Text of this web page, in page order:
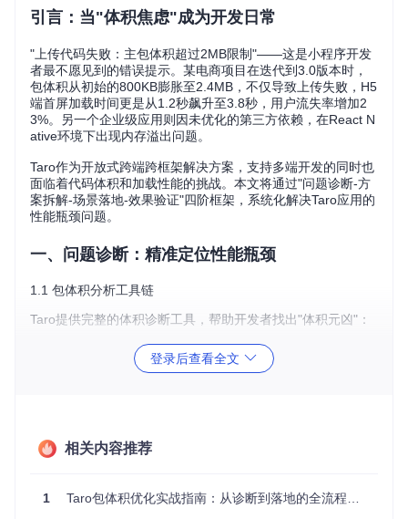
引言：当"体积焦虑"成为开发日常
"上传代码失败：主包体积超过2MB限制"——这是小程序开发
者最不愿见到的错误提示。某电商项目在迭代到3.0版本时，
包体积从初始的800KB膨胀至2.4MB，不仅导致上传失败，H5
端首屏加载时间更是从1.2秒飙升至3.8秒，用户流失率增加2
3%。另一个企业级应用则因未优化的第三方依赖，在React N
ative环境下出现内存溢出问题。
Taro作为开放式跨端跨框架解决方案，支持多端开发的同时也
面临着代码体积和加载性能的挑战。本文将通过"问题诊断-方
案拆解-场景落地-效果验证"四阶框架，系统化解决Taro应用的
性能瓶颈问题。
一、问题诊断：精准定位性能瓶颈
1.1 包体积分析工具链
Taro提供完整的体积诊断工具，帮助开发者找出"体积元凶"：
# 安装体积分析插件
登录后查看全文
相关内容推荐
1 Taro包体积优化实战指南：从诊断到落地的全流程解决方案